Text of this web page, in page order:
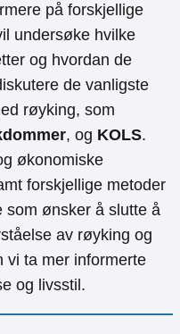
på forskjellige
undersøke hvilke
og hvordan de
de vanligste
røyking, som
, og KOLS.
økonomiske
forskjellige metoder
som ønsker å slutte å
av røyking og
vi ta mer informerte
og livsstil.